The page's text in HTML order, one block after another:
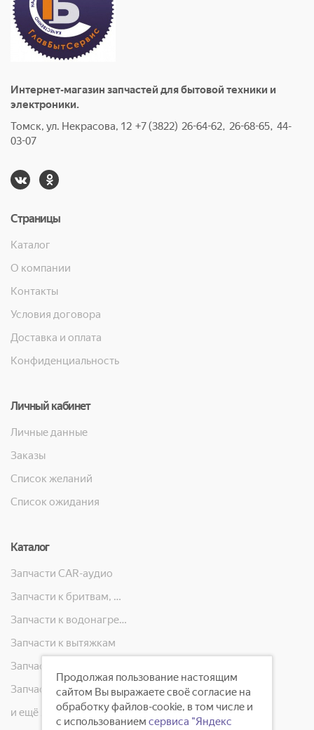
Интернет-магазин запчастей для бытовой техники и
электроники.
Томск, ул. Некрасова, 12 +7 (3822) 26-64-62, 26-68-65, 44-
03-07
Страницы
Каталог
О компании
Контакты
Условия договора
Доставка и оплата
Конфиденциальность
Личный кабинет
Личные данные
Заказы
Список желаний
Список ожидания
Каталог
Запчасти CAR-аудио
Запчасти к бритвам, машинкам для стрижки, фенам, эпиляторам, зубным щёткам
Запчасти к водонагревателям
Запчасти к вытяжкам
Запчасти к масляным радиаторам, вентиляторам, увлажнителям воздуха и теплотехнике
и ещё 23 категорий
Продолжая пользование настоящим
сайтом Вы выражаете своё согласие на
обработку файлов-cookie, в том числе и
с использованием сервиса "Яндекс